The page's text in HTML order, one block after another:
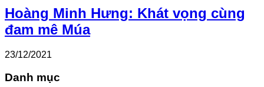
Hoàng Minh Hưng: Khát vọng cùng
đam mê Múa
23/12/2021
Danh mục